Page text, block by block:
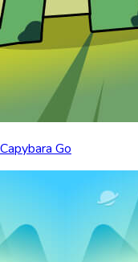
Capybara Go